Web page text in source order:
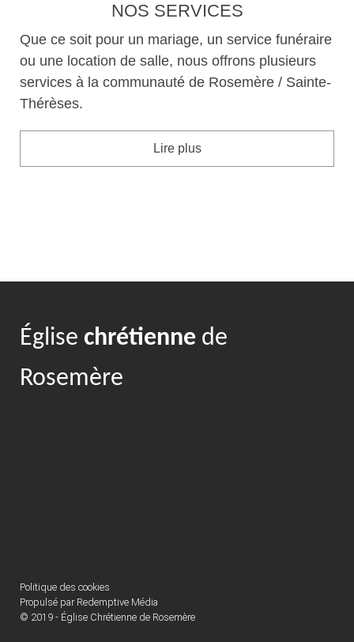
NOS SERVICES
Que ce soit pour un mariage, un service funéraire
ou une location de salle, nous offrons plusieurs
services à la communauté de Rosemère / Sainte-
Thérèses.
Lire plus
Église chrétienne de
Rosemère
Politique des cookies
Propulsé par Redemptive Média
© 2019 - Église Chrétienne de Rosemère